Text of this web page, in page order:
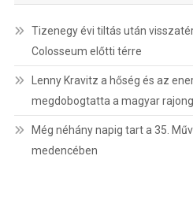
Tizenegy évi tiltás után
Colosseum előtti térre
Lenny Kravitz a hőség és az
megdobogtatta a magyar
Még néhány napig tart a 35.
medencében